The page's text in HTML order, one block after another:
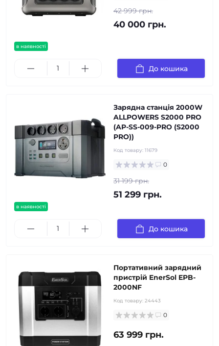
в наявності
42 999 грн.
40 000 грн.
До кошика
в наявності
Зарядна станція 2000W
ALLPOWERS S2000 PRO
(AP-SS-009-PRO (S2000
PRO))
Код товару: 11679
0
31 199 грн.
51 299 грн.
До кошика
Портативний зарядний
пристрій EnerSol EPB-
2000NF
Код товару: 24443
0
63 999 грн.